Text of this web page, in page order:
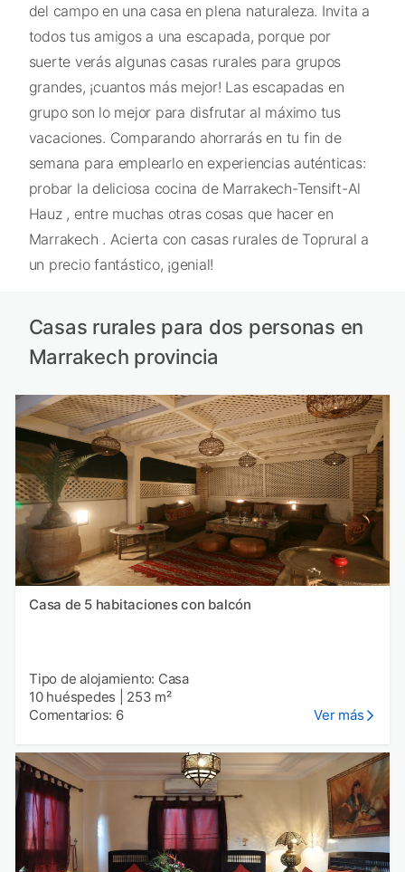
del campo en una casa en plena naturaleza. Invita a
todos tus amigos a una escapada, porque por
suerte verás algunas casas rurales para grupos
grandes, ¡cuantos más mejor! Las escapadas en
grupo son lo mejor para disfrutar al máximo tus
vacaciones. Comparando ahorrarás en tu fin de
semana para emplearlo en experiencias auténticas:
probar la deliciosa cocina de Marrakech-Tensift-Al
Hauz , entre muchas otras cosas que hacer en
Marrakech . Acierta con casas rurales de Toprural a
un precio fantástico, ¡genial!
Casas rurales para dos personas en
Marrakech provincia
Casa de 5 habitaciones con balcón
Tipo de alojamiento: Casa
10 huéspedes
253 m²
Comentarios: 6
Ver más